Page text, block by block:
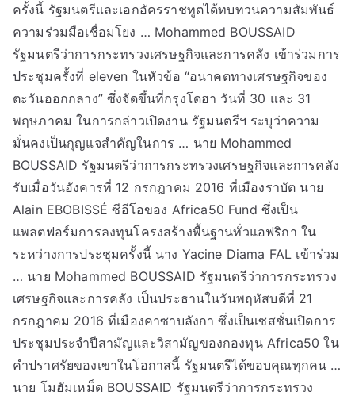
ครั้งนี้ รัฐมนตรีและเอกอัครราชทูตได้ทบทวนความสัมพันธ์
ความร่วมมือเชื่อมโยง … Mohammed BOUSSAID
รัฐมนตรีว่าการกระทรวงเศรษฐกิจและการคลัง เข้าร่วมการ
ประชุมครั้งที่ eleven ในหัวข้อ “อนาคตทางเศรษฐกิจของ
ตะวันออกกลาง” ซึ่งจัดขึ้นที่กรุงโดฮา วันที่ 30 และ 31
พฤษภาคม ในการกล่าวเปิดงาน รัฐมนตรีฯ ระบุว่าความ
มั่นคงเป็นกุญแจสำคัญในการ … นาย Mohammed
BOUSSAID รัฐมนตรีว่าการกระทรวงเศรษฐกิจและการคลัง
รับเมื่อวันอังคารที่ 12 กรกฎาคม 2016 ที่เมืองราบัต นาย
Alain EBOBISSÉ ซีอีโอของ Africa50 Fund ซึ่งเป็น
แพลตฟอร์มการลงทุนโครงสร้างพื้นฐานทั่วแอฟริกา ใน
ระหว่างการประชุมครั้งนี้ นาง Yacine Diama FAL เข้าร่วม
… นาย Mohammed BOUSSAID รัฐมนตรีว่าการกระทรวง
เศรษฐกิจและการคลัง เป็นประธานในวันพฤหัสบดีที่ 21
กรกฎาคม 2016 ที่เมืองคาซาบลังกา ซึ่งเป็นเซสชั่นเปิดการ
ประชุมประจำปีสามัญและวิสามัญของกองทุน Africa50 ใน
คำปราศรัยของเขาในโอกาสนี้ รัฐมนตรีได้ขอบคุณทุกคน …
นาย โมฮัมเหม็ด BOUSSAID รัฐมนตรีว่าการกระทรวง